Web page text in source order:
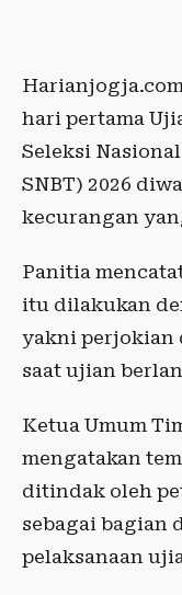
hari pertama
Seleksi
SNBT) 2026
kecurangan
Panitia
itu dilakukan
yakni perjokian
saat ujian
Ketua Umum
mengatakan
ditindak oleh
sebagai bagian
pelaksanaan